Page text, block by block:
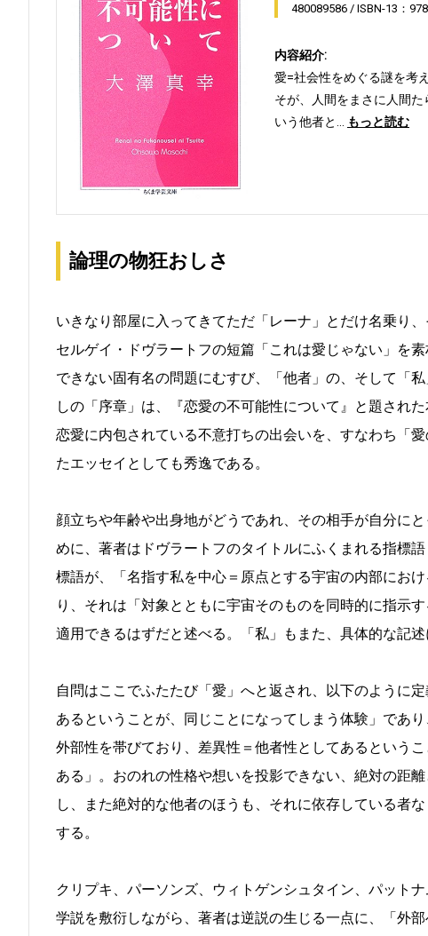
480089586
ISBN-13：
内容紹介:
愛=社会性をめぐる謎を考
そが、人間をまさに人間
いう他者と…
もっと読む
論理の物狂おしさ
いきなり部屋に入ってきてただ「レーナ」とだけ名乗り
セルゲイ・ドヴラートフの短篇「これは愛じゃない」を
できない固有名の問題にむすび、「他者」の、そして「
しの「序章」は、『恋愛の不可能性について』と題され
恋愛に内包されている不意打ちの出会いを、すなわち「
たエッセイとしても秀逸である。
顔立ちや年齢や出身地がどうであれ、その相手が自分に
めに、著者はドヴラートフのタイトルにふくまれる指標
標語が、「名指す私を中心＝原点とする宇宙の内部にお
り、それは「対象とともに宇宙そのものを同時的に指示
適用できるはずだと述べる。「私」もまた、具体的な記
自問はここでふたたび「愛」へと返され、以下のように
あるということが、同じことになってしまう体験」であ
外部性を帯びており、差異性＝他者性としてあるという
ある」。おのれの性格や想いを投影できない、絶対の距
し、また絶対的な他者のほうも、それに依存している者
する。
クリプキ、パーソンズ、ウィトゲンシュタイン、パット
学説を敷衍しながら、著者は逆説の生じる一点に、「外